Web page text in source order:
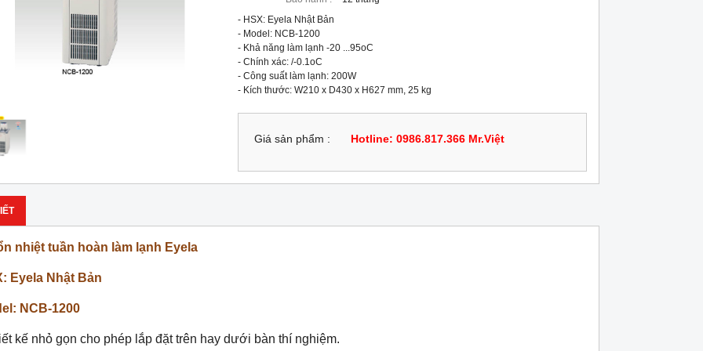
- HSX: Eyela Nhật Bản
- Model: NCB-1200
- Khả năng làm lạnh -20 ...95oC
- Chính xác: /-0.1oC
- Công suất làm lạnh: 200W
- Kích thước: W210 x D430 x H627 mm, 25 kg
Giá sản phẩm : Hotline: 0986.817.366 Mr.Việt
nhiệt tuần hoàn làm lạnh Eyela
Eyela Nhật Bản
NCB-1200
kế nhỏ gọn cho phép lắp đặt trên hay dưới bàn thí nghiệm.